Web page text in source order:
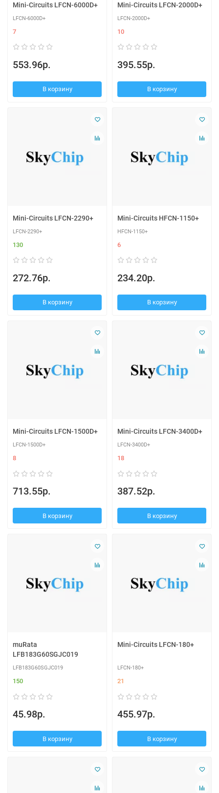
Mini-Circuits LFCN-6000D+
LFCN-6000D+
7
553.96р.
В корзину
Mini-Circuits LFCN-2000D+
LFCN-2000D+
10
395.55р.
В корзину
Mini-Circuits LFCN-2290+
LFCN-2290+
130
272.76р.
В корзину
Mini-Circuits HFCN-1150+
HFCN-1150+
6
234.20р.
В корзину
Mini-Circuits LFCN-1500D+
LFCN-1500D+
8
713.55р.
В корзину
Mini-Circuits LFCN-3400D+
LFCN-3400D+
18
387.52р.
В корзину
muRata
LFB183G60SGJC019
LFB183G60SGJC019
150
45.98р.
В корзину
Mini-Circuits LFCN-180+
LFCN-180+
21
455.97р.
В корзину